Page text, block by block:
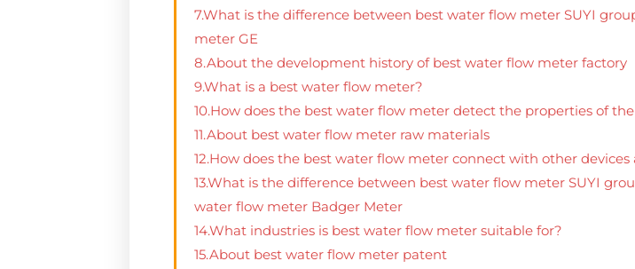
7.What is the difference between best water flow meter SUYI
meter GE
8.About the development history of best water flow meter factory
9.What is a best water flow meter?
10.How does the best water flow meter detect the properties of
11.About best water flow meter raw materials
12.How does the best water flow meter connect with other
13.What is the difference between best water flow meter SUYI
water flow meter Badger Meter
14.What industries is best water flow meter suitable for?
15.About best water flow meter patent